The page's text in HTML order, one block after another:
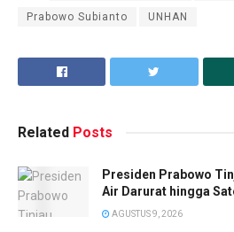
Prabowo Subianto UNHAN
Related Posts
Presiden Prabowo
Air Darurat hingga
AGUSTUS 9, 2026